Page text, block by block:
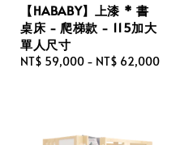
【HABABY】上漆 * 書
桌床 - 爬梯款 - 115加大
單人尺寸
Regular
NT$ 59,000 - NT$ 62,000